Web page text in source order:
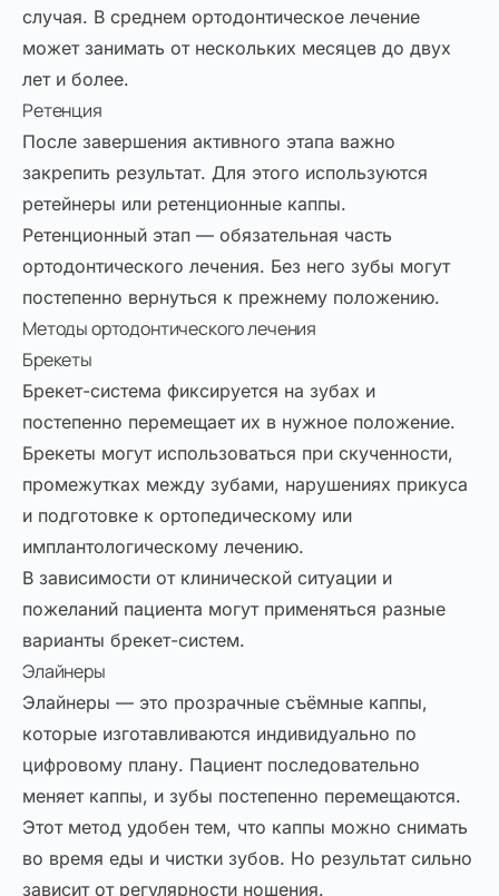
случая. В среднем ортодонтическое лечение
может занимать от нескольких месяцев до двух
лет и более.
Ретенция
После завершения активного этапа важно
закрепить результат. Для этого используются
ретейнеры или ретенционные каппы.
Ретенционный этап — обязательная часть
ортодонтического лечения. Без него зубы могут
постепенно вернуться к прежнему положению.
Методы ортодонтического лечения
Брекеты
Брекет-система фиксируется на зубах и
постепенно перемещает их в нужное положение.
Брекеты могут использоваться при скученности,
промежутках между зубами, нарушениях прикуса
и подготовке к ортопедическому или
имплантологическому лечению.
В зависимости от клинической ситуации и
пожеланий пациента могут применяться разные
варианты брекет-систем.
Элайнеры
Элайнеры — это прозрачные съёмные каппы,
которые изготавливаются индивидуально по
цифровому плану. Пациент последовательно
меняет каппы, и зубы постепенно перемещаются.
Этот метод удобен тем, что каппы можно снимать
во время еды и чистки зубов. Но результат сильно
зависит от регулярности ношения.